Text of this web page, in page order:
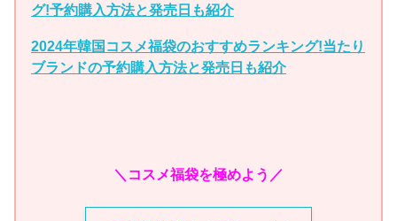
グ!予約購入方法と発売日も紹介
2024年韓国コスメ福袋のおすすめランキング!当たり
ブランドの予約購入方法と発売日も紹介
＼コスメ福袋を極めよう／